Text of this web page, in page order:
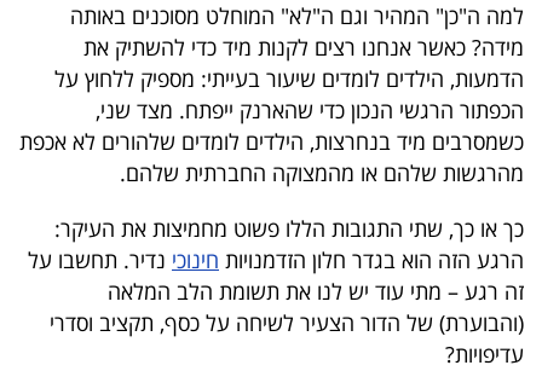
40
שיתופי
פעולה
דרושים
ניוזלטרים
למה ה"כן" המהיר וגם ה"לא" המוחלט מסוכנים באותה
מידה? כאשר אנחנו רצים לקנות מיד כדי להשתיק את
הדמעות, הילדים לומדים שיעור בעייתי: מספיק ללחוץ על
הכפתור הרגשי הנכון כדי שהארנק ייפתח. מצד שני,
כשמסרבים מיד בנחרצות, הילדים לומדים שלהורים לא אכפת
מהרגשות שלהם או מהמצוקה החברתית שלהם.
כך או כך, שתי התגובות הללו פשוט מחמיצות את העיקר:
הרגע הזה הוא בגדר חלון הזדמנויות חינוכי נדיר. תחשבו על
זה רגע – מתי עוד יש לנו את תשומת הלב המלאה
(והבוערת) של הדור הצעיר לשיחה על כסף, תקציב וסדרי
עדיפויות?